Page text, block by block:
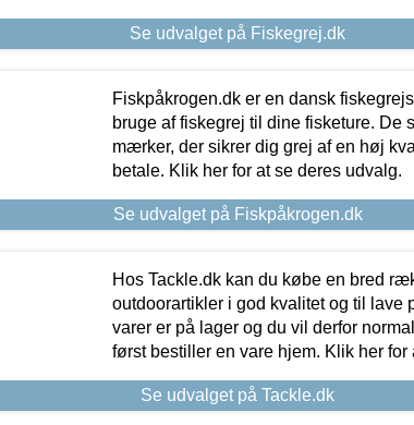
Se udvalget på Fiskegrej.dk
Fiskpåkrogen.dk er en dansk
bruge af fiskegrej til dine fisketure. De
mærker, der sikrer dig grej af en høj
betale. Klik her for at se deres udvalg.
Se udvalget på Fiskpåkrogen.dk
Hos Tackle.dk kan du købe en bred
outdoorartikler i god kvalitet og til lave
varer er på lager og du vil derfor
først bestiller en vare hjem. Klik her for
Se udvalget på Tackle.dk